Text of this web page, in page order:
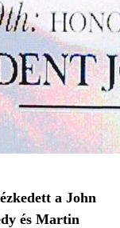
a John
és Martin